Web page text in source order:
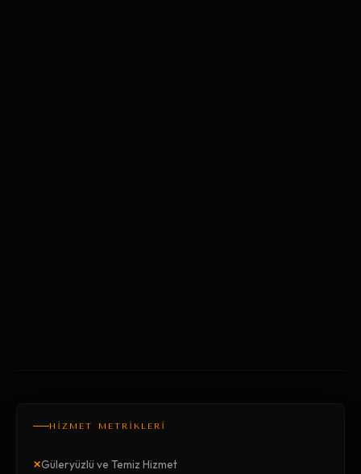
HİZMET METRİKLERİ
×Güleryüzlü ve Temiz Hizmet